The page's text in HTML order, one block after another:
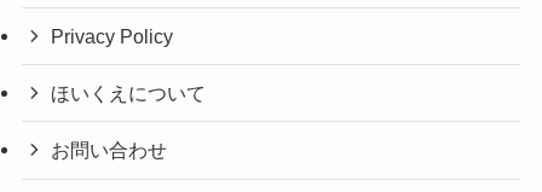
Privacy Policy
ほいくえについて
お問い合わせ